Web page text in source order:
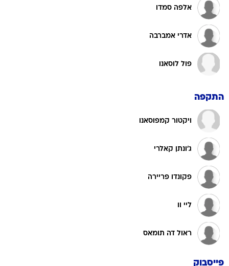
אלפה סמדו
אדרי אמברבה
פול לוסאנו
התקפה
ויקטור קמפוסאנו
ג'ונתן קאלרי
פקונדו פריירה
ליי וו
ראול דה תומאס
פייסבוק